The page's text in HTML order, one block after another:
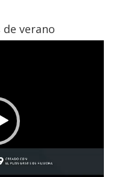
de verano